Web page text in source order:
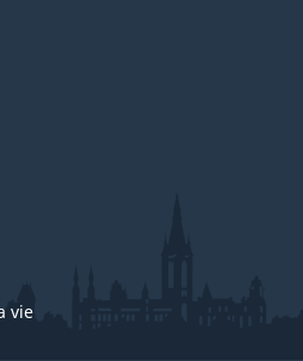
vie